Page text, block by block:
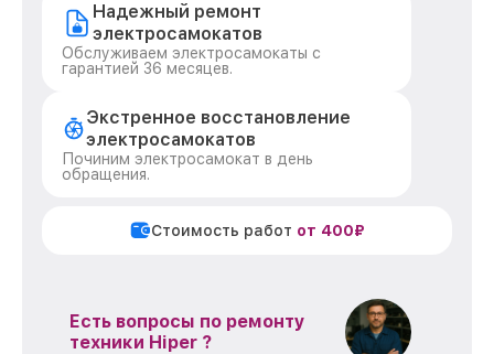
Надежный ремонт
электросамокатов
Обслуживаем электросамокаты с
гарантией 36 месяцев.
Экстренное восстановление
электросамокатов
Починим электросамокат в день
обращения.
Стоимость работ от 400₽
Есть вопросы по ремонту
техники Hiper ?